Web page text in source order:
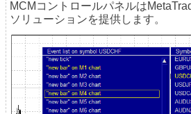
MCMコントロールパネルは
ソリューションを提供します。